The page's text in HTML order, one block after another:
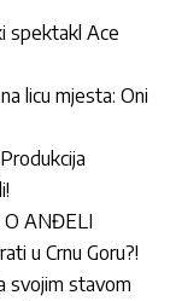
spektakl Ace
licu mjesta: Oni
O ANĐELI
u Crnu Goru?!
svojim stavom